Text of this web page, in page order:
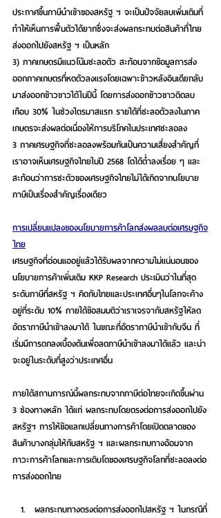
ประกาศขึ้นภาษีนำเข้าของสหรัฐ ฯ จะเป็นปัจจัยลบเพิ่มเติมที่
ทำให้เห็นการฟื้นตัวได้ยากซึ่งจะส่งผลกระทบต่อสินค้าที่ไทย
ส่งออกไปยังสหรัฐ ฯ เป็นหลัก
3) ภาคเกษตรมีแนวโน้มชะลอตัว สะท้อนจากข้อมูลการส่ง
ออกภาคเกษตรที่หดตัวลงแรงโดยเฉพาะข้าวหลังอินเดียกลับ
มาส่งออกข้าวขาวได้ในปีนี้ โดยการส่งออกข้าวขาวติดลบ
เกือบ 30% ในช่วงไตรมาสแรก รายได้ที่ชะลอตัวลงในภาค
เกษตรจะส่งผลต่อเนื่องให้การบริโภคในประเทศชะลอลง
3 ภาคเศรษฐกิจที่ชะลอลงพร้อมกันเป็นความเสี่ยงสำคัญที่
เราอาจเห็นเศรษฐกิจไทยในปี 2568 โตได้ต่ำลงเรื่อย ๆ และ
สะท้อนว่าการชะตัวของเศรษฐกิจไทยไม่ได้เกิดจากนโยบาย
ภาษีเป็นเรื่องสำคัญเรื่องเดียว
การเปลี่ยนแปลงของนโยบายการค้าโลกส่งผลลบต่อเศรษฐกิจ
ไทย
เศรษฐกิจที่อ่อนแออยู่แล้วได้รับผลจากความไม่แน่นอนของ
นโยบายการค้าเพิ่มเติม KKP Research ประเมินว่าในที่สุด
ระดับภาษีที่สหรัฐ ฯ คิดกับไทยและประเทศอื่นๆในโลกจะค้าง
อยู่ที่ระดับ 10% ภายใต้ข้อสมมติว่าเราเจรจากับสหรัฐให้ลด
อัตราภาษีนำเข้าลงมาได้ ในขณะที่อัตราภาษีนำเข้ากับจีน ที่
เริ่มมีการตกลงเบื้องต้นเพื่อลดภาษีนำเข้าลงมาได้แล้ว และน่า
จะอยู่ในระดับที่สูงว่าประเทศอื่น
ภายใต้สถานการณ์นี้ผลกระทบจากภาษีต่อไทยจะเกิดขึ้นผ่าน
3 ช่องทางหลัก ได้แก่ ผลกระทบโดยตรงต่อการส่งออกไปยัง
สหรัฐฯ การให้ข้อแลกเปลี่ยนทางการค้าโดยเปิดตลาดของ
สินค้าบางกลุ่มให้กับสหรัฐ ฯ และผลกระทบทางอ้อมจาก
ภาวะการค้าโลกและการเติบโตของเศรษฐกิจโลกที่ชะลอลงต่อ
การส่งออกไทย
ผลกระทบทางตรงต่อการส่งออกไปสหรัฐ ฯ ในกรณีที่